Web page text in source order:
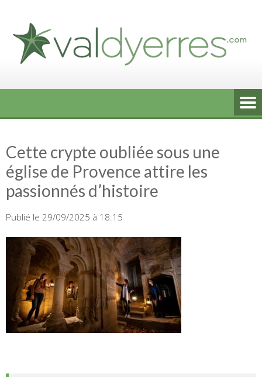
content
Cette crypte oubliée sous une
église de Provence attire les
passionnés d’histoire
Publié le 29/09/2025 à 18:15